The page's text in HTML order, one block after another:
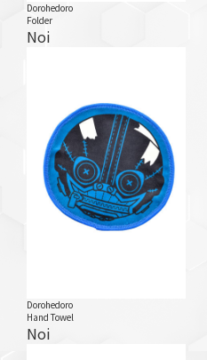
Dorohedoro
Folder
Noi
Dorohedoro
Hand Towel
Noi